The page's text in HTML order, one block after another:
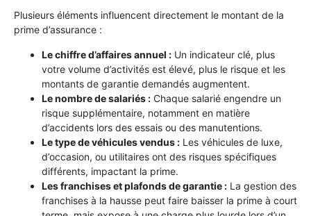
Plusieurs éléments influencent directement le montant de la
prime d’assurance :
Le chiffre d’affaires annuel : Un indicateur clé, plus
votre volume d’activités est élevé, plus le risque et les
montants de garantie demandés augmentent.
Le nombre de salariés : Chaque salarié engendre un
risque supplémentaire, notamment en matière
d’accidents lors des essais ou des manutentions.
Le type de véhicules vendus : Les véhicules de luxe,
d’occasion, ou utilitaires ont des risques spécifiques
différents, impactant la prime.
Les franchises et plafonds de garantie : La gestion des
franchises à la hausse peut faire baisser la prime à court